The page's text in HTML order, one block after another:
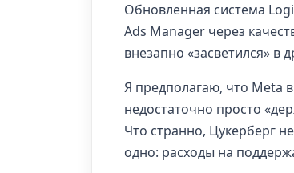
Обновленная система
Ads Manager через
внезапно «засветился» в
Я предполагаю, что Meta
недостаточно просто
Что странно, Цукерберг
одно: расходы на